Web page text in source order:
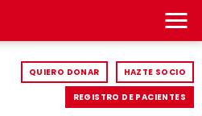
QUIERO DONAR HAZTE SOCIO
REGISTRO DE PACIENTES